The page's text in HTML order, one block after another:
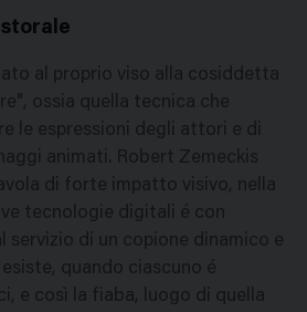
al proprio viso alla cosiddetta
ossia quella tecnica che
le espressioni degli attori e di
animati. Robert Zemeckis
di forte impatto visivo, nella
tecnologie digitali é con
servizio di un copione dinamico e
quando ciascuno é
e così la fiaba, luogo di quella